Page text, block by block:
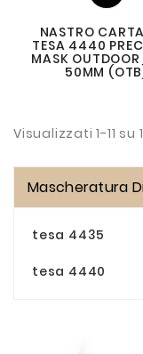
NASTRO
TESA 4440
MASK
50MM
Visualizzati 1-11 su
Mascheratura
tesa 4435
tesa 4440